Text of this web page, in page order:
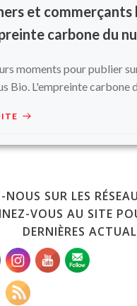
et commerçants
carbone du
moments pour publier
Bio. L'empreinte carbone
NOUS SUR LES
VOUS AU SITE
DERNIÈRES